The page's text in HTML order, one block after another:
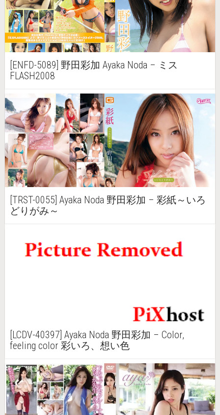
[ENFD-5089] 野田彩加 Ayaka Noda – ミス
FLASH2008
[TRST-0055] Ayaka Noda 野田彩加 – 彩紙～いろ
どりがみ～
[LCDV-40397] Ayaka Noda 野田彩加 – Color,
feeling color 彩いろ、想い色